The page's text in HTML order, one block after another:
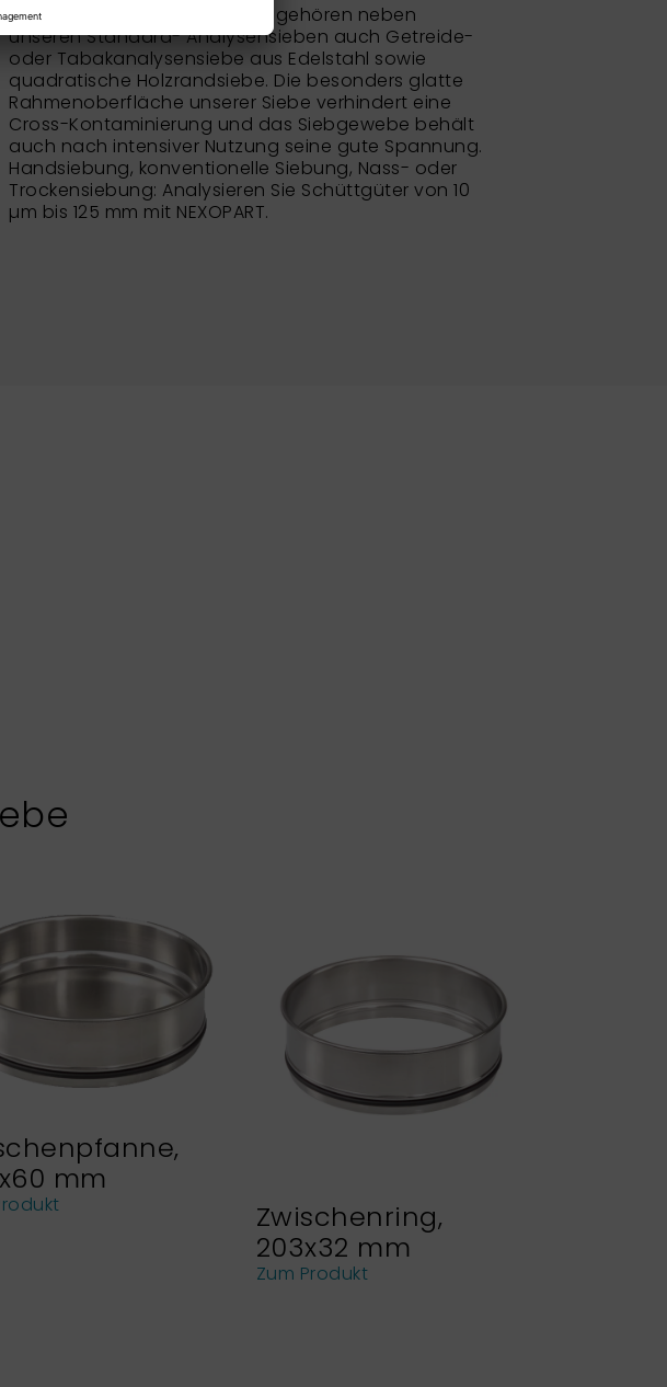
Zum NEXOPART Siebsortiment gehören neben
unseren Standard- Analysensieben auch Getreide-
oder Tabakanalysensiebe aus Edelstahl sowie
quadratische Holzrandsiebe. Die besonders glatte
Rahmenoberfläche unserer Siebe verhindert eine
Cross-Kontaminierung und das Siebgewebe behält
auch nach intensiver Nutzung seine gute Spannung.
Handsiebung, konventionelle Siebung, Nass- oder
Trockensiebung: Analysieren Sie Schüttgüter von 10
µm bis 125 mm mit NEXOPART.
mm
Zwischenring,
203x32 mm
Zum Produkt